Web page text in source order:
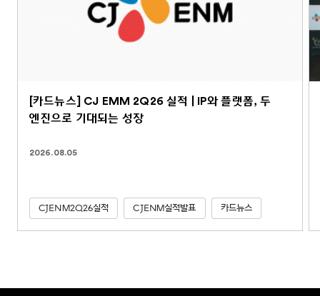
[카드뉴스] CJ EMM 2Q26 실적 | IP와 플랫폼, 두
엔진으로 기대되는 성장
2026.08.05
CJENM2Q26실적 CJENM실적발표 카드뉴스